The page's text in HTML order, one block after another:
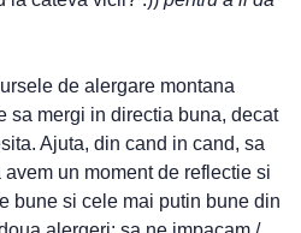
de alergare montana
sa mergi in directia buna, decat
Ajuta, din cand in cand, sa
avem un moment de reflectie si
bune si cele mai putin bune din